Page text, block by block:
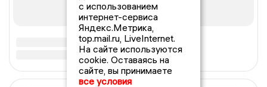
с использованием
интернет-сервиса
Яндекс.Метрика,
top.mail.ru, LiveInternet.
На сайте используются
cookie. Оставаясь на
сайте, вы принимаете
все условия